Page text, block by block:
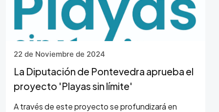
22 de Noviembre de 2024
La Diputación de Pontevedra aprueba el
proyecto 'Playas sin límite'
A través de este proyecto se profundizará en